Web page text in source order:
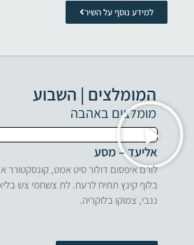
למידע נוסף על השיר
המומלצים | השבוע
מומלצים באהבה
אליעד – מסע
לורם איפסום דולור סיט אמט, קונסקטורר
בלוף קינץ תתיח לרעח. לת צשחמי צש
ננבי, צמוקו בלוקריה.